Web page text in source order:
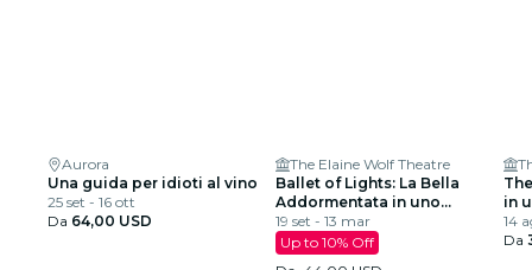
Aurora
Una guida per idioti al vino
25 set - 16 ott
Da 64,00 USD
The Elaine Wolf Theatre
Ballet of Lights: La Bella
Addormentata in uno
spettacolo scintillante
19 set - 13 mar
Up to 10% Off
in
14
Da